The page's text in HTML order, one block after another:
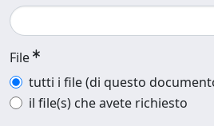
File
tutti i file (di questo
il file(s) che avete richiesto